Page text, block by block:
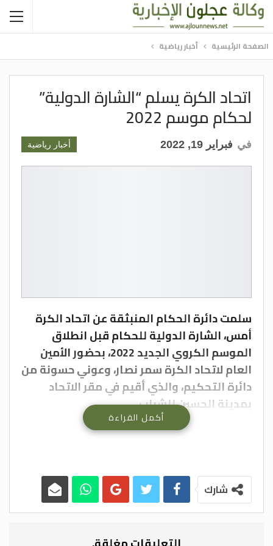
الصفحة الرئيسية أخبار رياضية
اتحاد الكرة يسلم “الشارة الدولية”
لحكام موسم 2022
أخبار رياضية في فبراير 19, 2022
سلمت دائرة الحكام المنبثقة عن اتحاد الكرة
أمس، الشارة الدولية للحكام قبل انطلاق
الموسم الكروي الجديد 2022، بحضور الأمين
العام لاتحاد الكرة سمر نصار، وعوني حسونة من
دائرة التحكيم، والذي أقيم في مقر الاتحاد
بمدينة الحسين للشباب.
وتم توزيع الشارات الدولية على 6 حكام ساحة
معتمدين دوليا، وهم: أدهم مخادمة، محمد
أسامة حسن، حنين مراد وإسراء مبيضين،
بالإضافة إلى 10 حكام راية، وهم: أحمد مونس،
محمد البكار، أيمن عبيدات، أحمد سمارة، حمزة
عجاج، صابرين العبادي وإسلام العبادي.
أكمل القراءة
شارك